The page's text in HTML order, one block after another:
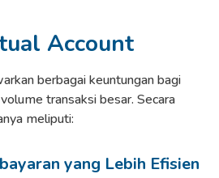
Account
berbagai keuntungan bagi
transaksi besar. Secara
meliputi:
yang Lebih Efisien